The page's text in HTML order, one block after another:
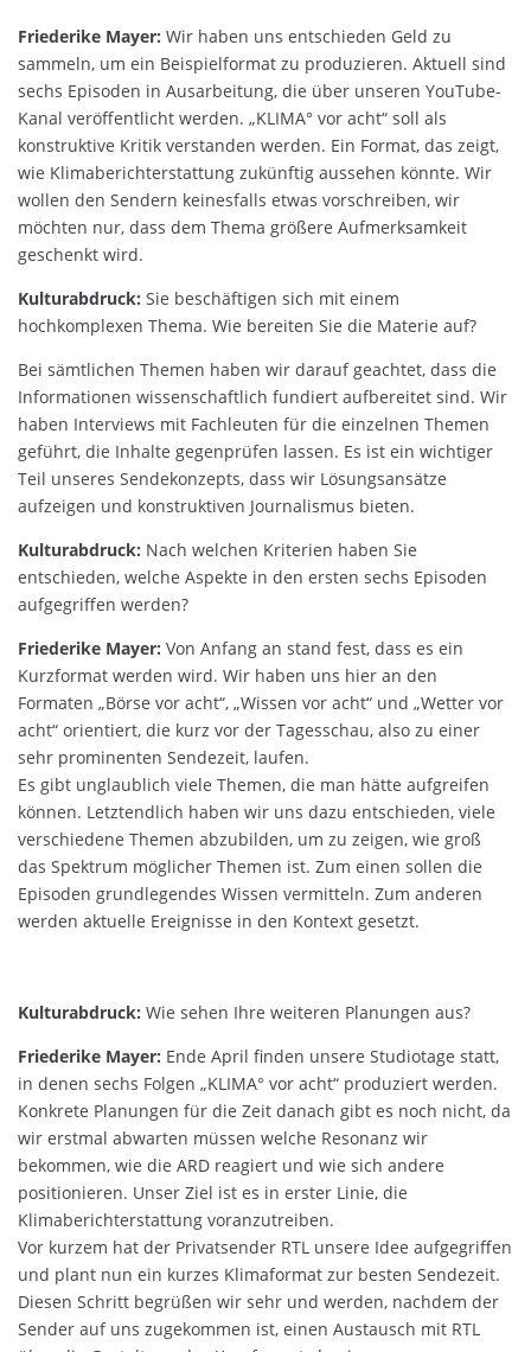
Friederike Mayer: Wir haben uns entschieden Geld zu
sammeln, um ein Beispielformat zu produzieren. Aktuell sind
sechs Episoden in Ausarbeitung, die über unseren YouTube-
Kanal veröffentlicht werden. „KLIMA° vor acht“ soll als
konstruktive Kritik verstanden werden. Ein Format, das zeigt,
wie Klimaberichterstattung zukünftig aussehen könnte. Wir
wollen den Sendern keinesfalls etwas vorschreiben, wir
möchten nur, dass dem Thema größere Aufmerksamkeit
geschenkt wird.
Kulturabdruck: Sie beschäftigen sich mit einem
hochkomplexen Thema. Wie bereiten Sie die Materie auf?
Bei sämtlichen Themen haben wir darauf geachtet, dass die
Informationen wissenschaftlich fundiert aufbereitet sind. Wir
haben Interviews mit Fachleuten für die einzelnen Themen
geführt, die Inhalte gegenprüfen lassen. Es ist ein wichtiger
Teil unseres Sendekonzepts, dass wir Lösungsansätze
aufzeigen und konstruktiven Journalismus bieten.
Kulturabdruck: Nach welchen Kriterien haben Sie
entschieden, welche Aspekte in den ersten sechs Episoden
aufgegriffen werden?
Friederike Mayer: Von Anfang an stand fest, dass es ein
Kurzformat werden wird. Wir haben uns hier an den
Formaten „Börse vor acht“, „Wissen vor acht“ und „Wetter vor
acht“ orientiert, die kurz vor der Tagesschau, also zu einer
sehr prominenten Sendezeit, laufen.
Es gibt unglaublich viele Themen, die man hätte aufgreifen
können. Letztendlich haben wir uns dazu entschieden, viele
verschiedene Themen abzubilden, um zu zeigen, wie groß
das Spektrum möglicher Themen ist. Zum einen sollen die
Episoden grundlegendes Wissen vermitteln. Zum anderen
werden aktuelle Ereignisse in den Kontext gesetzt.
Kulturabdruck: Wie sehen Ihre weiteren Planungen aus?
Friederike Mayer: Ende April finden unsere Studiotage statt,
in denen sechs Folgen „KLIMA° vor acht“ produziert werden.
Konkrete Planungen für die Zeit danach gibt es noch nicht, da
wir erstmal abwarten müssen welche Resonanz wir
bekommen, wie die ARD reagiert und wie sich andere
positionieren. Unser Ziel ist es in erster Linie, die
Klimaberichterstattung voranzutreiben.
Vor kurzem hat der Privatsender RTL unsere Idee aufgegriffen
und plant nun ein kurzes Klimaformat zur besten Sendezeit.
Diesen Schritt begrüßen wir sehr und werden, nachdem der
Sender auf uns zugekommen ist, einen Austausch mit RTL